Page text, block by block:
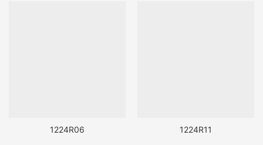
1224R06 1224R11